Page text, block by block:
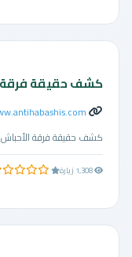
كشف حقيقة فرقة
www.antihabashis.com
كشف حقيقة فرقة الأحباش
0.0 من 5 نجوم